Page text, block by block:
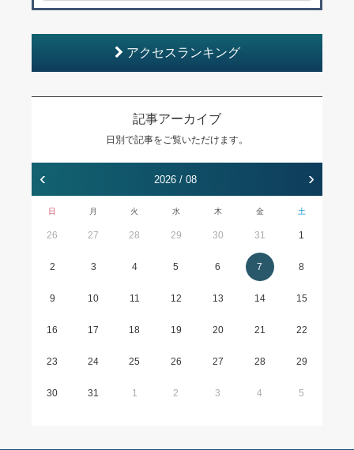
アクセスランキング
記事アーカイブ
日別で記事をご覧いただけます。
‹ 2026 / 08 ›
日 月 火 水 木 金 土
26 27 28 29 30 31 1
2 3 4 5 6 7 8
9 10 11 12 13 14 15
16 17 18 19 20 21 22
23 24 25 26 27 28 29
30 31 1 2 3 4 5